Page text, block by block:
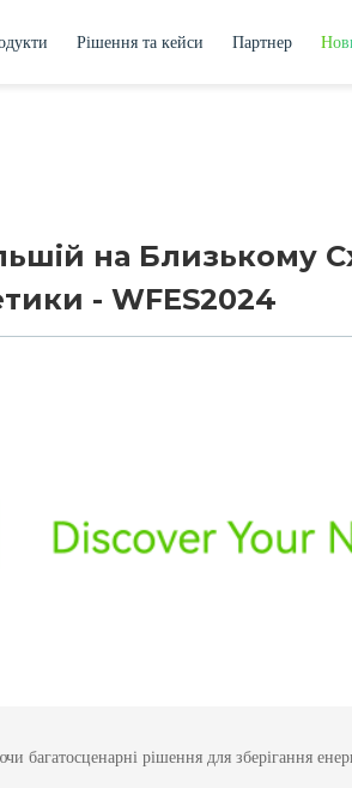
Рішення та кейси Партнер
на Близькому
- WFES2024
рішення для зберігання